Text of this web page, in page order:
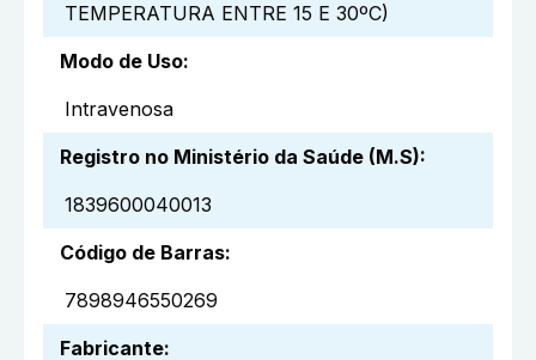
TEMPERATURA ENTRE 15 E 30ºC)
Modo de Uso:
Intravenosa
Registro no Ministério da Saúde (M.S):
1839600040013
Código de Barras:
7898946550269
Fabricante: